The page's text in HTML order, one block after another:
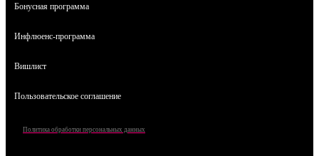
Бонусная программа
Инфлюенс-программа
Вишлист
Пользовательское соглашение
Политика обработки персональных данных